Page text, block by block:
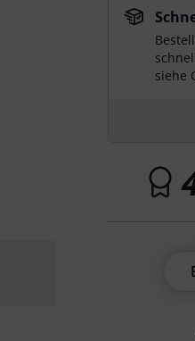
siehe